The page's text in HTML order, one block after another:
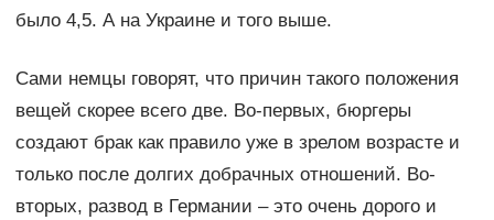
было 4,5. А на Украине и того выше.
Сами немцы говорят, что причин такого положения
вещей скорее всего две. Во-первых, бюргеры
создают брак как правило уже в зрелом возрасте и
только после долгих добрачных отношений. Во-
вторых, развод в Германии – это очень дорого и